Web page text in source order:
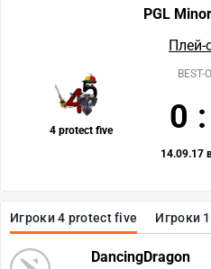
Игроки 4 protect five Игроки
DancingDragon
PGL
4 protect five
BEST-
0 :
14.09.17